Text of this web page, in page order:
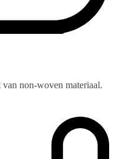
non-woven materiaal.